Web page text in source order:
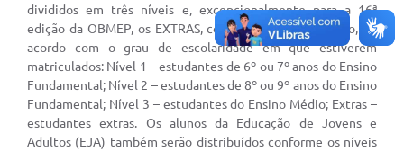
Links
Serviços Online
Telefones Úteis
Transparência
divididos em três níveis e, excepcionalmente para a 16ª
edição da OBMEP, os EXTRAS, conforme o Regulamento, de
acordo com o grau de escolaridade em que estiverem
matriculados: Nível 1 – estudantes de 6º ou 7º anos do Ensino
Fundamental; Nível 2 – estudantes de 8º ou 9º anos do Ensino
Fundamental; Nível 3 – estudantes do Ensino Médio; Extras –
estudantes extras. Os alunos da Educação de Jovens e
Adultos (EJA) também serão distribuídos conforme os níveis